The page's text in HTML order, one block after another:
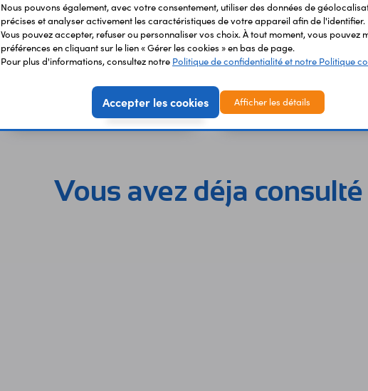
Nappe 20 cm CSI / MIPI caméra
SC1128
Code : 38646
Caméra 12 Mpx WIDE
45,90 € TTC
38,25 € HT
Vous avez déja consulté
Nous pouvons également, avec votre consentement, utiliser des données de
précises et analyser activement les caractéristiques de votre appareil afin de l'identifier.
Vous pouvez accepter, refuser ou personnaliser vos choix. À tout moment, vous pouvez
préférences en cliquant sur le lien « Gérer les cookies » en bas de page.
Pour plus d'informations, consultez notre Politique de confidentialité et notre Politique
Accepter les cookies Afficher les détails